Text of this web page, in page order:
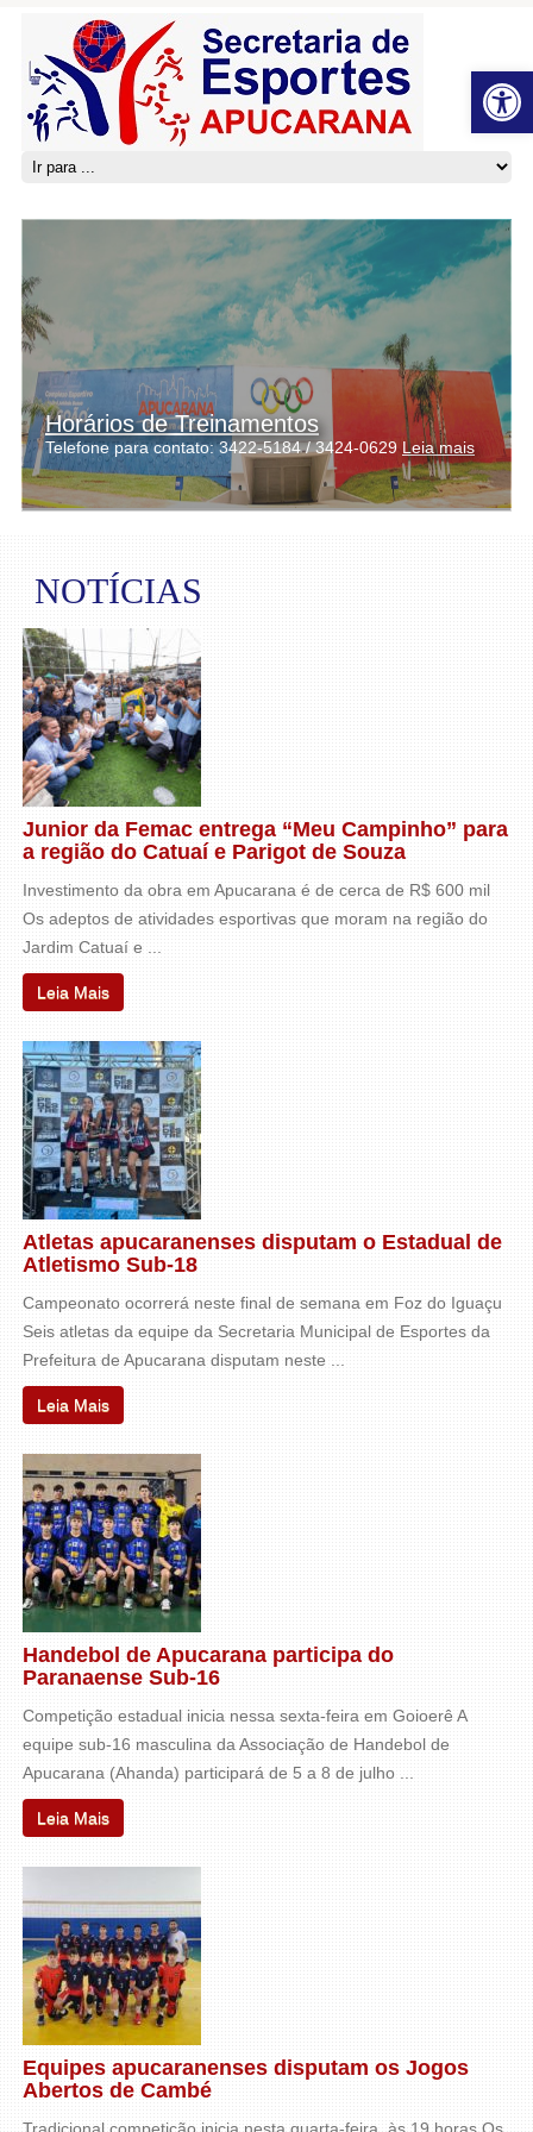
Horários de Treinamentos
Telefone para contato: 3422-5184 / 3424-0629 Leia mais
NOTÍCIAS
Junior da Femac entrega “Meu Campinho” para
a região do Catuaí e Parigot de Souza
Investimento da obra em Apucarana é de cerca de R$ 600 mil
Os adeptos de atividades esportivas que moram na região do
Jardim Catuaí e ...
Leia Mais
Atletas apucaranenses disputam o Estadual de
Atletismo Sub-18
Campeonato ocorrerá neste final de semana em Foz do Iguaçu
Seis atletas da equipe da Secretaria Municipal de Esportes da
Prefeitura de Apucarana disputam neste ...
Leia Mais
Handebol de Apucarana participa do
Paranaense Sub-16
Competição estadual inicia nessa sexta-feira em Goioerê A
equipe sub-16 masculina da Associação de Handebol de
Apucarana (Ahanda) participará de 5 a 8 de julho ...
Leia Mais
Equipes apucaranenses disputam os Jogos
Abertos de Cambé